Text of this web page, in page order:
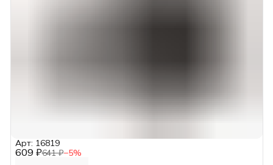
609 ₽641 ₽−5%
Арт: 16819